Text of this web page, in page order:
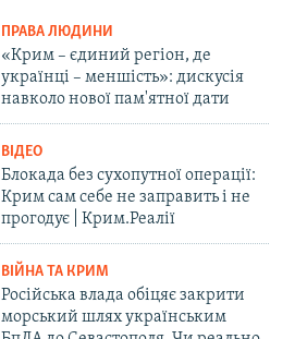
ПРАВА ЛЮДИНИ
«Крим – єдиний регіон, де
українці – меншість»: дискусія
навколо нової пам'ятної дати
ВІДЕО
Блокада без сухопутної операції:
Крим сам себе не заправить і не
прогодує | Крим.Реалії
ВІЙНА ТА КРИМ
Російська влада обіцяє закрити
морський шлях українським